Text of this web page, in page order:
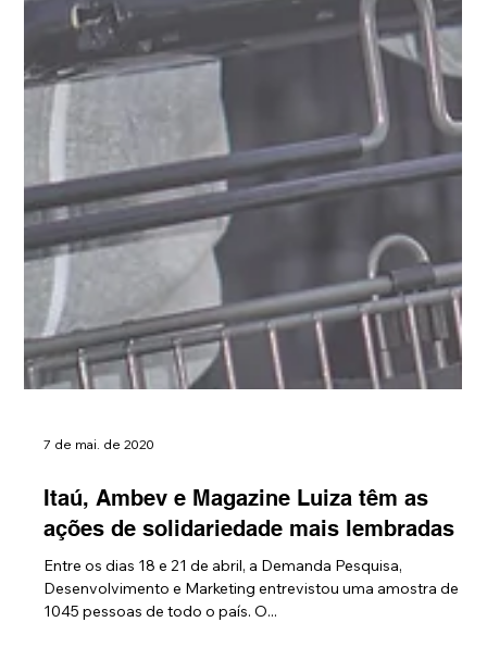
7 de mai. de 2020
Itaú, Ambev e Magazine Luiza têm as